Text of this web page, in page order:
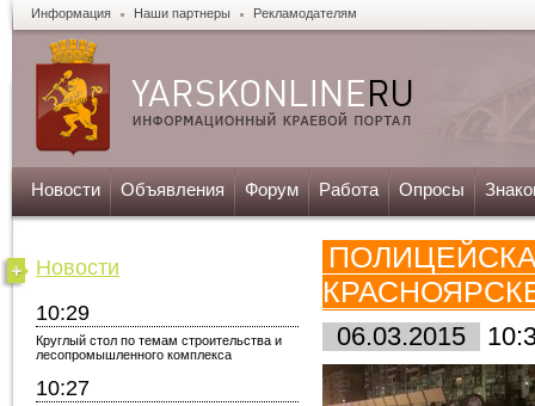
Информация Наши партнеры Рекламодателям
Новости Объявления Форум Работа Опросы
Новости
10:29
Круглый стол по темам строительства и
лесопромышленного комплекса
10:27
06.03.2015